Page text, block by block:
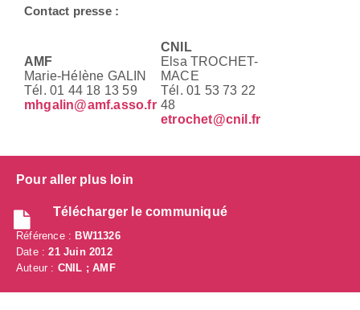
Contact presse :
AMF
Marie-Hélène GALIN
Tél. 01 44 18 13 59
mhgalin@amf.asso.fr
CNIL
Elsa TROCHET-
MACE
Tél. 01 53 73 22
48
etrochet@cnil.fr
Pour aller plus loin
Télécharger le communiqué
Référence : BW11326
Date :21 Juin 2012
Auteur : CNIL ; AMF